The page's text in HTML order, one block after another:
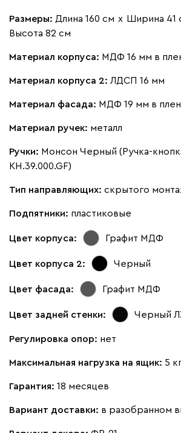
Размеры: Длина 160 см х Ширина 41
Высота 82 см
Материал корпуса: МДФ 16 мм в
Материал корпуса 2: ЛДСП 16 мм
Материал фасада: МДФ 19 мм в
Материал ручек: металл
Ручки: Монсон Черный (Ручка-
KH.39.000.GF)
Тип направляющих: скрытого
Подпятники: пластиковые
Цвет корпуса: Графит МДФ
Цвет корпуса 2: Черный
Цвет фасада: Графит МДФ
Цвет задней стенки: Черный
Регулировка опор: нет
Максимальная нагрузка на ящик: 5
Гарантия: 18 месяцев
Вариант доставки: в разобранном